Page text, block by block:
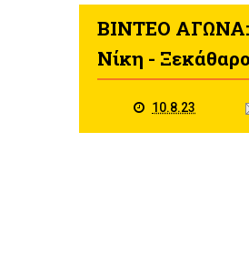
ΒΙΝΤΕΟ ΑΓΩΝΑ:
Νίκη -
10.8.23